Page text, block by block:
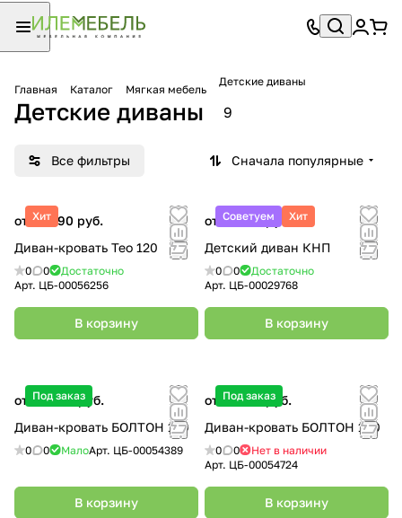
Главная Каталог Мягкая мебель
Детские диваны
Детские диваны 9
Все фильтры Сначала популярные
Хит
от 25 990 руб.
Диван-кровать Тео 120
0 0
Достаточно
Арт. ЦБ-00056256
В корзину
Советуем Хит
от 11 990 руб.
Детский диван КНП
0 0
Достаточно
Арт. ЦБ-00029768
В корзину
Под заказ
от 28 000 руб.
Диван-кровать БОЛТОН 120
0 0 МалоАрт. ЦБ-00054389
В корзину
Под заказ
от 31 500 руб.
Диван-кровать БОЛТОН 140
0 0
Нет в наличии
Арт. ЦБ-00054724
В корзину